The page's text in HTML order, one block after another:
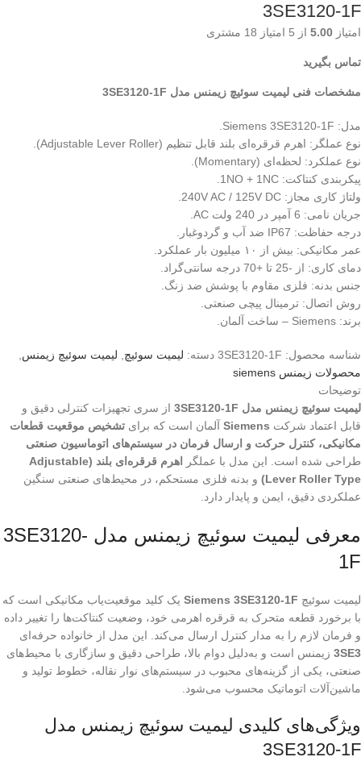
3SE3120-1F
امتیاز 5.00 از 5 امتیاز 18 مشتری
تماس بگیرید
مشخصات فنی لیمیت سوئیچ زیمنس مدل 3SE3120-1F
مدل: Siemens 3SE3120-1F.
نوع عملگر: اهرم قرقره‌ای بلند قابل تنظیم (Adjustable Lever Roller).
نوع عملکرد: لحظه‌ای (Momentary).
پیکربندی کنتاکت: 1NO + 1NC.
ولتاژ کاری مجاز: 240V AC / 125V DC.
جریان نامی: 6 آمپر در 240 ولت AC.
درجه حفاظت: IP67 ضد آب و گردوغبار.
عمر مکانیکی: بیش از ۱۰ میلیون بار عملکرد.
دمای کاری: از -25 تا +70 درجه سانتی‌گراد.
جنس بدنه: فلزی مقاوم با پوشش ضد زنگ.
روش اتصال: ترمینال پیچی صنعتی.
برند: Siemens – ساخت آلمان.
شناسه محصول: 3SE3120-1F دسته: لیمیت سوئیچ لیمیت سوئیچ زیمنس
محصولات زیمنس siemens
توضیحات
لیمیت سوئیچ زیمنس مدل 3SE3120-1F
از سری تجهیزات کنترلی دقیق و
قابل اعتماد شرکت Siemens آلمان است که برای تشخیص موقعیت قطعات
مکانیکی، کنترل حرکت و ارسال فرمان در سیستم‌های اتوماسیون صنعتی
طراحی شده است. این مدل با عملگر
اهرم قرقره‌ای بلند (Adjustable
Lever Roller Type)
و بدنه فلزی مستحکم، در محیط‌های صنعتی سنگین
عملکردی دقیق، ایمن و پایدار دارد.
معرفی لیمیت سوئیچ زیمنس مدل 3SE3120-
1F
لیمیت سوئیچ Siemens 3SE3120-1F یک کلید موقعیت‌یاب مکانیکی است که
با برخورد قطعه متحرک به قرقره اهرمی خود، وضعیت کنتاکت‌ها را تغییر داده
و فرمان لازم را به مدار کنترل ارسال می‌کند. این مدل از خانواده حرفه‌ای
3SE3 زیمنس است و به‌دلیل دوام بالا، طراحی دقیق و سازگاری با محیط‌های
صنعتی، یکی از گزینه‌های محبوب در سیستم‌های نوار نقاله، خطوط تولید و
ماشین‌آلات اتوماتیک محسوب می‌شود.
ویژگی‌های کلیدی لیمیت سوئیچ زیمنس مدل
3SE3120-1F